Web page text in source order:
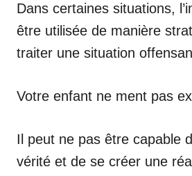
Dans certaines situations,
être utilisée de manière
traiter une situation
Votre enfant ne ment pas
Il peut ne pas être capable
vérité et de se créer une